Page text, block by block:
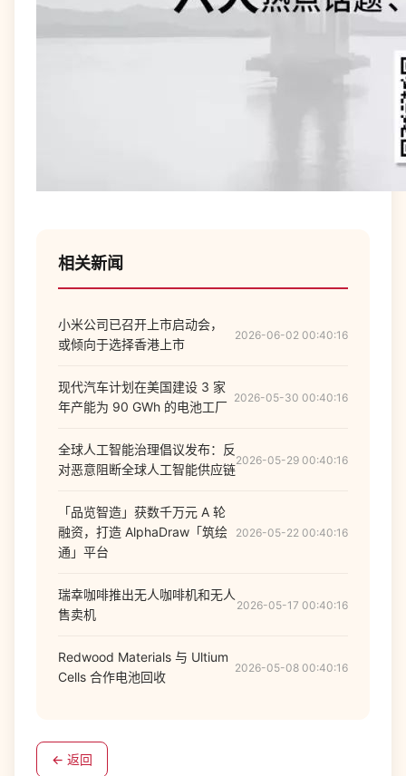
相关新闻
小米公司已召开上市启动会，
或倾向于选择香港上市
2026-06-02 00:40:16
现代汽车计划在美国建设 3 家
年产能为 90 GWh 的电池工厂
2026-05-30 00:40:16
全球人工智能治理倡议发布：反
对恶意阻断全球人工智能供应链
2026-05-29 00:40:16
「品览智造」获数千万元 A 轮
融资，打造 AlphaDraw「筑绘
通」平台
2026-05-22 00:40:16
瑞幸咖啡推出无人咖啡机和无人
售卖机
2026-05-17 00:40:16
Redwood Materials 与 Ultium
Cells 合作电池回收
2026-05-08 00:40:16
← 返回